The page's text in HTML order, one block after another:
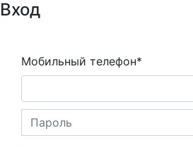
Вход
Мобильный телефон*